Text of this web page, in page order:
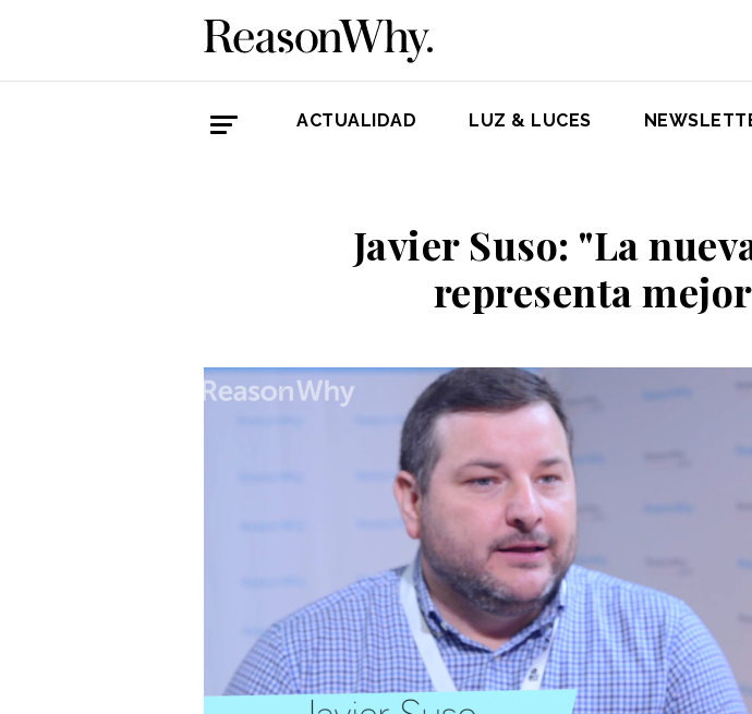
ACTUALIDAD LUZ & LUCES
Javier Suso: "La
representa